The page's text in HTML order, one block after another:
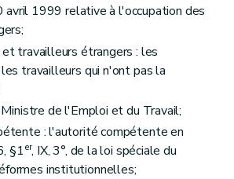
avril 1999 relative à l'occupation des
travailleurs étrangers : les
travailleurs qui n'ont pas la
de l'Emploi et du Travail;
: l'autorité compétente en
§1er, IX, 3°, de la loi spéciale du
institutionnelles;